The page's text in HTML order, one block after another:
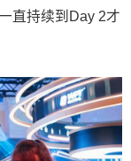
直持续到Day 2才